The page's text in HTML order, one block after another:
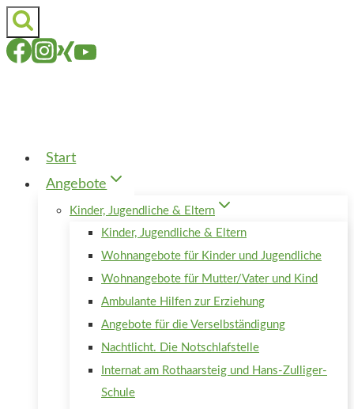
Zum
Inhalt
springen
Start
Angebote
Kinder, Jugendliche & Eltern
Kinder, Jugendliche & Eltern
Wohnangebote für Kinder und Jugendliche
Wohnangebote für Mutter/Vater und Kind
Ambulante Hilfen zur Erziehung
Angebote für die Verselbständigung
Nachtlicht. Die Notschlafstelle
Internat am Rothaarsteig und Hans-Zulliger-
Schule